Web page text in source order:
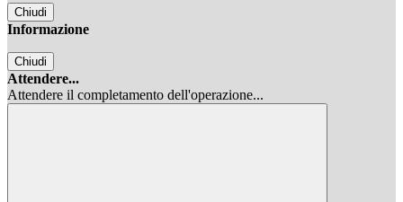
Chiudi
Informazione
Chiudi
Attendere...
Attendere il completamento dell'operazione...